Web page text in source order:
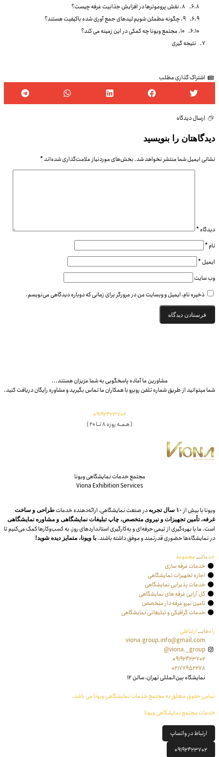
۸. نقش پروموترها در افزایش جذابیت غرفه چیست؟
۹. چگونه مطمئن شویم لیدهای جمع آوری شده باکیفیت هستند؟
۱۰. مجتمع ویونا چه کمکی در این زمینه می کند؟
نتیجه گیری
اشتراک گذاری مطلب
ارسال دیدگاه
دیدگاهتان را بنویسید
نشانی ایمیل شما منتشر نخواهد شد. بخش‌های موردنیاز علامت‌گذاری شده‌اند*
دیدگاه *
نام *
ایمیل *
وب‌ سایت
ذخیره نام، ایمیل و وبسایت من در مرورگر برای زمانی که دوباره دیدگاهی می‌نویسم.
مشاورین ما آماده پاسخگویی به شما عزیزان هستند...
شما میتوانید از طریق شماره تلفن روبرو با همکاران ما تماس بگیرید و مشاوره رایگان دریافت کنید.
09192423702
( هـمــه روزه ۸ تــا ۲۰ )
مجتمع خدمات نمایشگاهی ویونا
Viona Exhibition Services
ویونا با بیش از ۱۰ سال تجربه در صنعت نمایشگاهی، ارائه‌دهنده خدمات طراحی و ساخت
غرفه، تأمین تجهیزات و نیروی متخصص، چاپ تبلیغات نمایشگاهی و مشاوره نمایشگاهی
است. ما با بهره‌گیری از تیمی حرفه‌ای و به‌کارگیری استانداردهای روز، به کسب‌وکارها کمک می‌کنیم تا
در نمایشگاه‌ها حضوری قدرتمند و موفق داشته باشند. با ویونا، متمایز دیده شوید!
خدماتـــــمجموعه
خدمات غرفه سازی
اجاره تجهیزات نمایشگاهی
خدمات پذیرایی نمایشگاهی
گل آرایی غرفه های نمایشگاهی
تامین نیرو غرفه دار متخصص
خدمات گرافیکی و تبلیغاتی نمایشگاهی
راه‌هایــــارتباطی
viona.group.info@gmail.com
viona._group@
09192423702
02177952278
نمایشگاه بین‌المللی تهران، سالن ۱۲
تمامی حقوق متعلق به مجتمع خدمات نمایشگاهی ویونا می باشد.
خدمات مجتمع نمایشگاهی ویونا
ارتباط در واتساپ
09192423702